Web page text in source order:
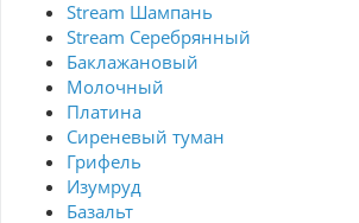
Stream Шампань
Stream Серебрянный
Баклажановый
Молочный
Платина
Сиреневый туман
Грифель
Изумруд
Базальт